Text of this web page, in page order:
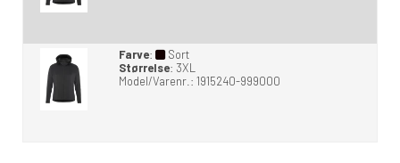
Farve:
Sort
Størrelse: 3XL
Model/Varenr.: 1915240-999000